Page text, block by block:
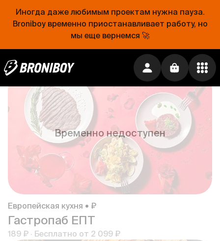
Иногда даже любимым проектам нужна пауза.
Broniboy временно приостанавливает работу, но
мы еще вернемся 🚀
Европейская кухня • ₽₽₽
189 ₽·Бесплатно от
5.0
Временно недоступен
Европейская кухня • ₽
Гастропаб ЕПТ
189 ₽ · Бесплатно от 2 099 ₽